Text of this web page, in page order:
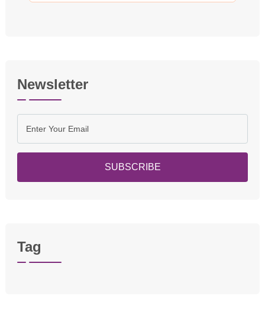
Newsletter
SUBSCRIBE
Tag